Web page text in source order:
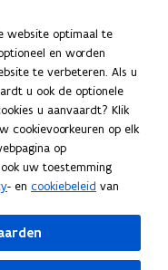
website optimaal te
en worden
te verbeteren. Als u
u ook de optionele
u aanvaardt? Klik
cookievoorkeuren op elk
op
uw toestemming
- en cookiebeleid van